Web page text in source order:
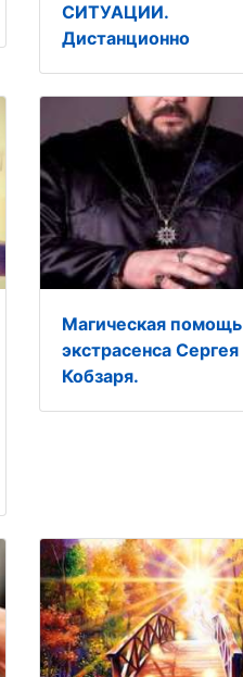
СИТУАЦИИ.
Дистанционно
Магическая помощь
экстрасенса Сергея
Кобзаря.